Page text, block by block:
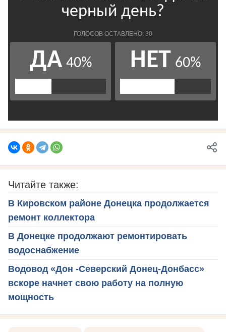
Читайте также:
В Кировском районе Донецка продолжается
ремонт коллектора
В Донецке продолжают ремонтировать
водоснабжение
Водовод «Дон -Северский Донец-Донбасс»
вскоре начнет свою работу на полную
мощность